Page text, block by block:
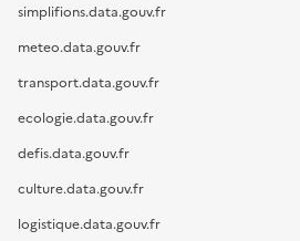
simplifions.data.gouv.fr
meteo.data.gouv.fr
transport.data.gouv.fr
ecologie.data.gouv.fr
defis.data.gouv.fr
culture.data.gouv.fr
logistique.data.gouv.fr